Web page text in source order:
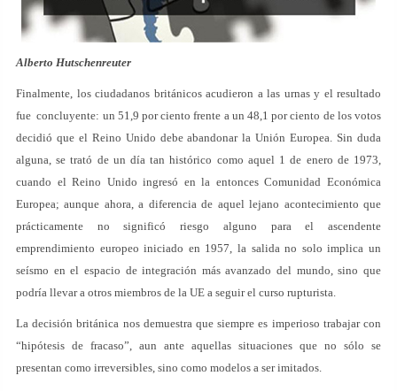
Alberto Hutschenreuter
Finalmente, los ciudadanos británicos acudieron a las urnas y el resultado
fue concluyente: un 51,9 por ciento frente a un 48,1 por ciento de los votos
decidió que el Reino Unido debe abandonar la Unión Europea. Sin duda
alguna, se trató de un día tan histórico como aquel 1 de enero de 1973,
cuando el Reino Unido ingresó en la entonces Comunidad Económica
Europea; aunque ahora, a diferencia de aquel lejano acontecimiento que
prácticamente no significó riesgo alguno para el ascendente
emprendimiento europeo iniciado en 1957, la salida no solo implica un
seísmo en el espacio de integración más avanzado del mundo, sino que
podría llevar a otros miembros de la UE a seguir el curso rupturista.
La decisión británica nos demuestra que siempre es imperioso trabajar con
“hipótesis de fracaso”, aun ante aquellas situaciones que no sólo se
presentan como irreversibles, sino como modelos a ser imitados.